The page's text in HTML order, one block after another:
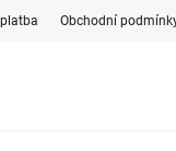
Obchodní